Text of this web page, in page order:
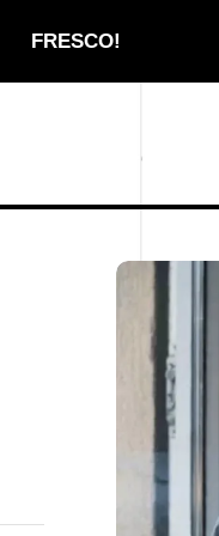
FRESCO!